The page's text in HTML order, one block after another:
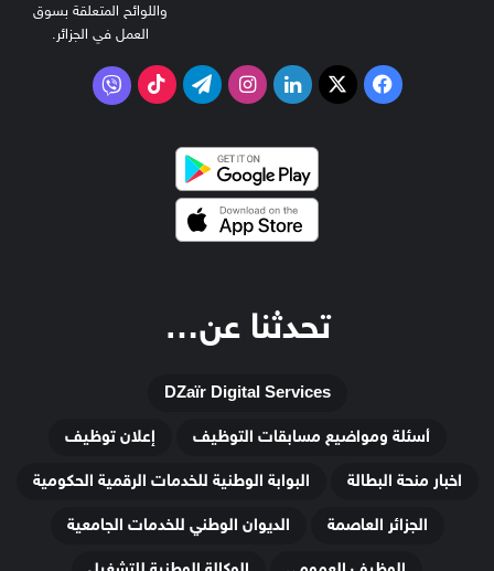
واللوائح المتعلقة بسوق
العمل في الجزائر.
فيسبوك
‫X لينكدإنانستقرامتيلقرام‫TikTokفايبر
تحدثنا عن…
DZaïr Digital Services
أسئلة ومواضيع مسابقات التوظيف
إعلان توظيف
اخبار منحة البطالة
البوابة الوطنية للخدمات الرقمية الحكومية
الجزائر العاصمة
الديوان الوطني للخدمات الجامعية